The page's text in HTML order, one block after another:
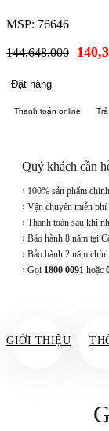
MSP: 76646
144,648,000
Đặt hàng
Thanh toán online
Quý khách cần
› 100% sản phẩm
› Vận chuyển miễn phí
› Thanh toán sau khi
› Bảo hành 8 năm tại
› Bảo hành 2 năm
› Gọi 1800 0091 hoặc
GIỚI THIỆU